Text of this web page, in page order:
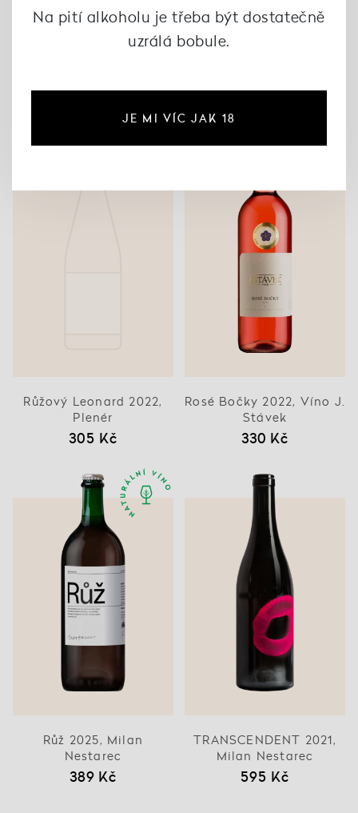
Růžový Leonard 2022,
Plenér
305 Kč
Rosé Bočky 2022, Víno J.
Stávek
330 Kč
Růž 2025, Milan
Nestarec
389 Kč
TRANSCENDENT 2021,
Milan Nestarec
595 Kč
Na pití alkoholu je třeba být dostatečně
uzrálá bobule.
JE MI VÍC JAK 18